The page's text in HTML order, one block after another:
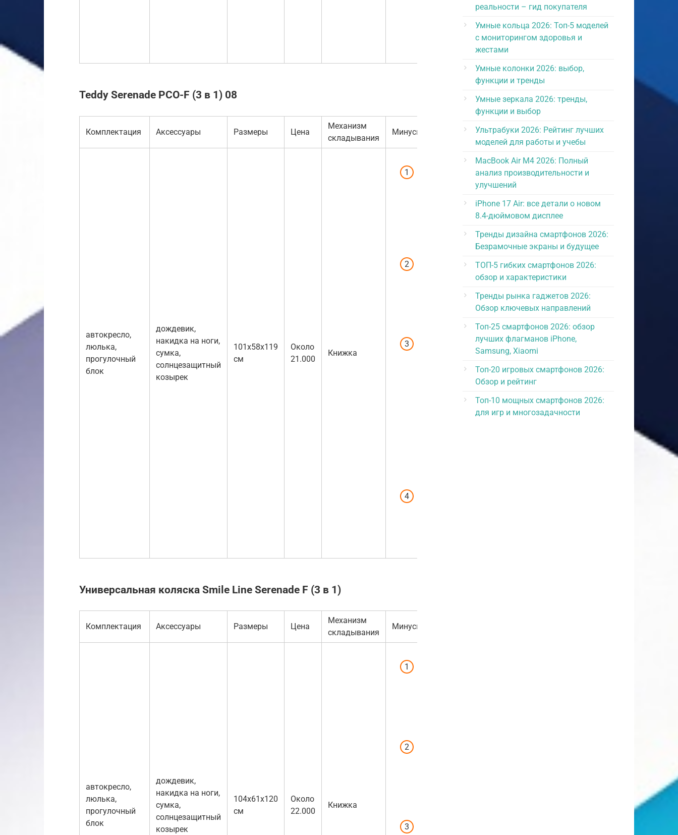
защелкивается
Teddy Serenade PCO-F (3 в 1) 08
Комплектация Аксессуары Размеры Цена
Механизм
складывания
Минусы
автокресло,
люлька,
прогулочный
блок
дождевик,
накидка на ноги,
сумка,
солнцезащитный
козырек
101x58x119
см
Около
21.000
Книжка
ребенка голова
оказывается
изготовлена из
Универсальная коляска Smile Line Serenade F (3 в 1)
Комплектация Аксессуары Размеры Цена
Механизм
складывания
Минусы
автокресло,
люлька,
прогулочный
блок
дождевик,
накидка на ноги,
сумка,
солнцезащитный
козырек
104x61x120
см
Около
22.000
Книжка
реальности – гид покупателя
Умные кольца 2026: Топ-5 моделей
с мониторингом здоровья и
жестами
Умные колонки 2026: выбор,
функции и тренды
Умные зеркала 2026: тренды,
функции и выбор
Ультрабуки 2026: Рейтинг лучших
моделей для работы и учебы
MacBook Air M4 2026: Полный
анализ производительности и
улучшений
iPhone 17 Air: все детали о новом
8.4-дюймовом дисплее
Тренды дизайна смартфонов 2026:
Безрамочные экраны и будущее
ТОП-5 гибких смартфонов 2026:
обзор и характеристики
Тренды рынка гаджетов 2026:
Обзор ключевых направлений
Топ-25 смартфонов 2026: обзор
лучших флагманов iPhone,
Samsung, Xiaomi
Топ-20 игровых смартфонов 2026:
Обзор и рейтинг
Топ-10 мощных смартфонов 2026:
для игр и многозадачности